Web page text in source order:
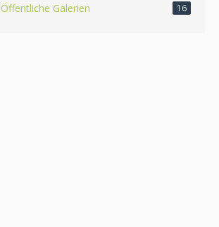
Öffentliche Galerien 16